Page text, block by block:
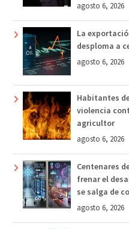
agosto 6, 2026
La
desploma a
agosto 6, 2026
Habitantes
violencia
agricultor
agosto 6, 2026
Centenares
frenar el
se salga de
agosto 6, 2026